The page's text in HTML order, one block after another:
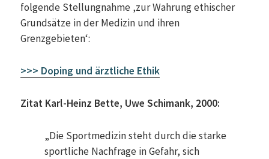
folgende Stellungnahme ‚zur Wahrung ethischer
Grundsätze in der Medizin und ihren
Grenzgebieten‘:
>>> Doping und ärztliche Ethik
Zitat Karl-Heinz Bette, Uwe Schimank, 2000:
„Die Sportmedizin steht durch die starke
sportliche Nachfrage in Gefahr, sich